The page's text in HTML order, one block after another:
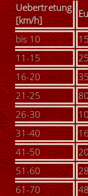
Uebertretung
[km/h]
bis 10
11-15
16-20
21-25
26-30
31-40
41-50
51-60
61-70